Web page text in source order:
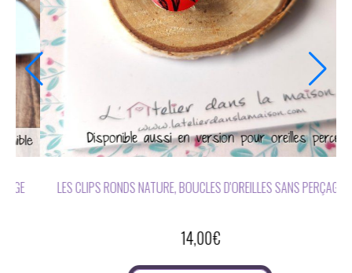
BOUCLES D'OREILLES SANS PERÇAGE NOIR OU BLANC
12,00